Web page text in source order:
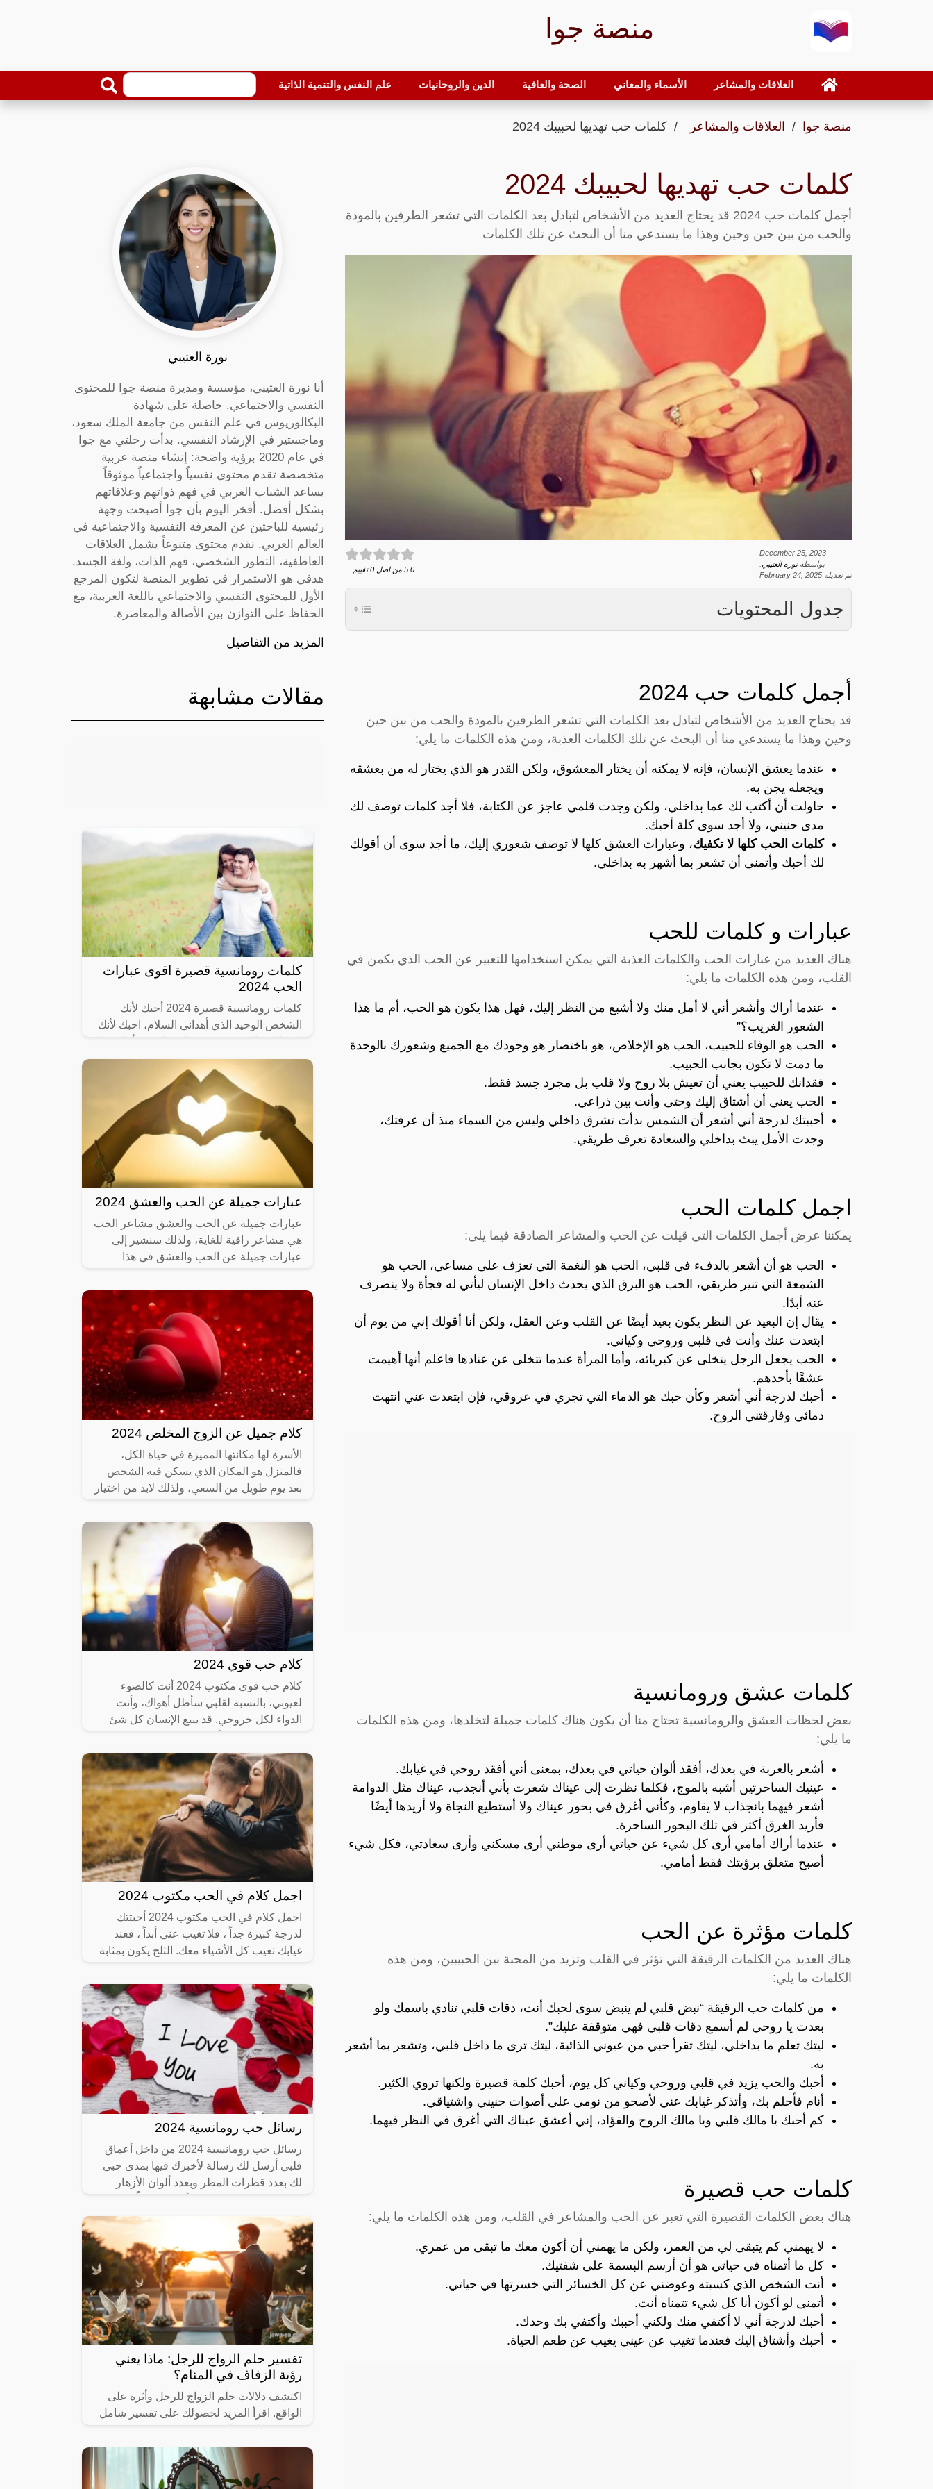
منصة جوا
العلاقات والمشاعر الأسماء والمعاني الصحة والعافية الدين والروحانيات علم النفس والتنمية الذاتية
منصة جوا العلاقات والمشاعر كلمات حب تهديها لحبيبك 2024
كلمات حب تهديها لحبيبك 2024
أجمل كلمات حب 2024 قد يحتاج العديد من الأشخاص لتبادل بعد الكلمات التي تشعر الطرفين بالمودة
والحب من بين حين وحين وهذا ما يستدعي منا أن البحث عن تلك الكلمات
December 25, 2023
بواسطةنورة العتيبي
تم تعديله February 24, 2025
0
5 من اصل 0 تقييم.
جدول المحتويات
أجمل كلمات حب 2024
قد يحتاج العديد من الأشخاص لتبادل بعد الكلمات التي تشعر الطرفين بالمودة والحب من بين حين
وحين وهذا ما يستدعي منا أن البحث عن تلك الكلمات العذبة، ومن هذه الكلمات ما يلي:
عندما يعشق الإنسان، فإنه لا يمكنه أن يختار المعشوق، ولكن القدر هو الذي يختار له من بعشقه
ويجعله يجن به.
حاولت أن أكتب لك عما بداخلي، ولكن وجدت قلمي عاجز عن الكتابة، فلا أجد كلمات توصف لك
مدى حنيني، ولا أجد سوى كلة أحبك.
كلمات الحب كلها لا تكفيك، وعبارات العشق كلها لا توصف شعوري إليك، ما أجد سوى أن أقولك
لك أحبك وأتمنى أن تشعر بما أشهر به بداخلي.
عبارات و كلمات للحب
هناك العديد من عبارات الحب والكلمات العذبة التي يمكن استخدامها للتعبير عن الحب الذي يكمن في
القلب، ومن هذه الكلمات ما يلي:
عندما أراك وأشعر أني لا أمل منك ولا أشبع من النظر إليك، فهل هذا يكون هو الحب، أم ما هذا
الشعور الغريب؟”
الحب هو الوفاء للحبيب، الحب هو الإخلاص، هو باختصار هو وجودك مع الجميع وشعورك بالوحدة
ما دمت لا تكون بجانب الحبيب.
فقدانك للحبيب يعني أن تعيش بلا روح ولا قلب بل مجرد جسد فقط.
الحب يعني أن أشتاق إليك وحتى وأنت بين ذراعي.
أحببتك لدرجة أني أشعر أن الشمس بدأت تشرق داخلي وليس من السماء منذ أن عرفتك،
وجدت الأمل يبث بداخلي والسعادة تعرف طريقي.
اجمل كلمات الحب
يمكننا عرض أجمل الكلمات التي قيلت عن الحب والمشاعر الصادقة فيما يلي:
الحب هو أن أشعر بالدفء في قلبي، الحب هو النغمة التي تعزف على مساعي، الحب هو
الشمعة التي تنير طريقي، الحب هو البرق الذي يحدث داخل الإنسان ليأتي له فجأة ولا ينصرف
عنه أبدًا.
يقال إن البعيد عن النظر يكون بعيد أيضًا عن القلب وعن العقل، ولكن أنا أقولك إني من يوم أن
ابتعدت عنك وأنت في قلبي وروحي وكياني.
الحب يجعل الرجل يتخلى عن كبريائه، وأما المرأة عندما تتخلى عن عنادها فاعلم أنها أهيمت
عشقًا بأحدهم.
أحبك لدرجة أني أشعر وكأن حبك هو الدماء التي تجري في عروقي، فإن ابتعدت عني انتهت
دمائي وفارقتني الروح.
كلمات عشق ورومانسية
بعض لحظات العشق والرومانسية تحتاج منا أن يكون هناك كلمات جميلة لتخلدها، ومن هذه الكلمات
ما يلي:
أشعر بالغربة في بعدك، أفقد ألوان حياتي في بعدك، بمعنى أني أفقد روحي في غيابك.
عينيك الساحرتين أشبه بالموج، فكلما نظرت إلى عيناك شعرت بأني أنجذب، عيناك مثل الدوامة
أشعر فيهما بانجذاب لا يقاوم، وكأني أغرق في بحور عيناك ولا أستطيع النجاة ولا أريدها أيضًا
فأريد الغرق أكثر في تلك البحور الساحرة.
عندما أراك أمامي أرى كل شيء عن حياتي أرى موطني أرى مسكني وأرى سعادتي، فكل شيء
أصبح متعلق برؤيتك فقط أمامي.
كلمات مؤثرة عن الحب
هناك العديد من الكلمات الرقيقة التي تؤثر في القلب وتزيد من المحبة بين الحبيبين، ومن هذه
الكلمات ما يلي:
من كلمات حب الرقيقة “نبض قلبي لم ينبض سوى لحبك أنت، دقات قلبي تنادي باسمك ولو
بعدت يا روحي لم أسمع دقات قلبي فهي متوقفة عليك”.
ليتك تعلم ما بداخلي، ليتك تقرأ حبي من عيوني الذائبة، ليتك ترى ما داخل قلبي، وتشعر بما أشعر
به.
أحبك والحب يزيد في قلبي وروحي وكياني كل يوم، أحبك كلمة قصيرة ولكنها تروي الكثير.
أنام فأحلم بك، وأتذكر غيابك عني لأصحو من نومي على أصوات حنيني واشتياقي.
كم أحبك يا مالك قلبي ويا مالك الروح والفؤاد، إني أعشق عيناك التي أغرق في النظر فيهما.
كلمات حب قصيرة
هناك بعض الكلمات القصيرة التي تعبر عن الحب والمشاعر في القلب، ومن هذه الكلمات ما يلي:
لا يهمني كم يتبقى لي من العمر، ولكن ما يهمني أن أكون معك ما تبقى من عمري.
كل ما أتمناه في حياتي هو أن أرسم البسمة على شفتيك.
أنت الشخص الذي كسبته وعوضني عن كل الخسائر التي خسرتها في حياتي.
أتمنى لو أكون أنا كل شيء تتمناه أنت.
أحبك لدرجة أني لا أكتفي منك ولكني أحببك وأكتفي بك وحدك.
أحبك وأشتاق إليك فعندما تغيب عن عيني يغيب عن طعم الحياة.
نورة العتيبي
أنا نورة العتيبي، مؤسسة ومديرة منصة جوا للمحتوى
النفسي والاجتماعي. حاصلة على شهادة
البكالوريوس في علم النفس من جامعة الملك سعود،
وماجستير في الإرشاد النفسي. بدأت رحلتي مع جوا
في عام 2020 برؤية واضحة: إنشاء منصة عربية
متخصصة تقدم محتوى نفسياً واجتماعياً موثوقاً
يساعد الشباب العربي في فهم ذواتهم وعلاقاتهم
بشكل أفضل. أفخر اليوم بأن جوا أصبحت وجهة
رئيسية للباحثين عن المعرفة النفسية والاجتماعية في
العالم العربي. نقدم محتوى متنوعاً يشمل العلاقات
العاطفية، التطور الشخصي، فهم الذات، ولغة الجسد.
هدفي هو الاستمرار في تطوير المنصة لتكون المرجع
الأول للمحتوى النفسي والاجتماعي باللغة العربية، مع
الحفاظ على التوازن بين الأصالة والمعاصرة.
المزيد من التفاصيل
مقالات مشابهة
كلمات رومانسية قصيرة اقوى عبارات
الحب 2024
كلمات رومانسية قصيرة 2024 أحبك لأنك
الشخص الوحيد الذي أهداني السلام، احبك لأنك
كل الخيبات، ليتني عرفتك قبل أن أفقد
عبارات جميلة عن الحب والعشق 2024
عبارات جميلة عن الحب والعشق مشاعر الحب
هي مشاعر راقية للغاية، ولذلك سنشير إلى
عبارات جميلة عن الحب والعشق في هذا
الشعراء
كلام جميل عن الزوج المخلص 2024
الأسرة لها مكانتها المميزة في حياة الكل،
فالمنزل هو المكان الذي يسكن فيه الشخص
بعد يوم طويل من السعي، ولذلك لابد من اختيار
كلام حب قوي 2024
كلام حب قوي مكتوب 2024 أنت كالضوء
لعيوني، بالنسبة لقلبي سأظل أهواك، وأنت
الدواء لكل جروحي. قد يبيع الإنسان كل شئ
اجمل كلام في الحب مكتوب 2024
اجمل كلام في الحب مكتوب 2024 أحبتتك
لدرجة كبيرة جداً ، فلا تغيب عني أبداً ، فعند
غيابك تغيب كل الأشياء معك. الثلج يكون بمثابة
رسائل حب رومانسية 2024
رسائل حب رومانسية 2024 من داخل أعماق
قلبي أرسل لك رسالة لأخبرك فيها بمدى حبي
لك بعدد قطرات المطر وبعدد ألوان الأزهار
تفسير حلم الزواج للرجل: ماذا يعني
رؤية الزفاف في المنام؟
اكتشف دلالات حلم الزواج للرجل وأثره على
الواقع. اقرأ المزيد لحصولك على تفسير شامل